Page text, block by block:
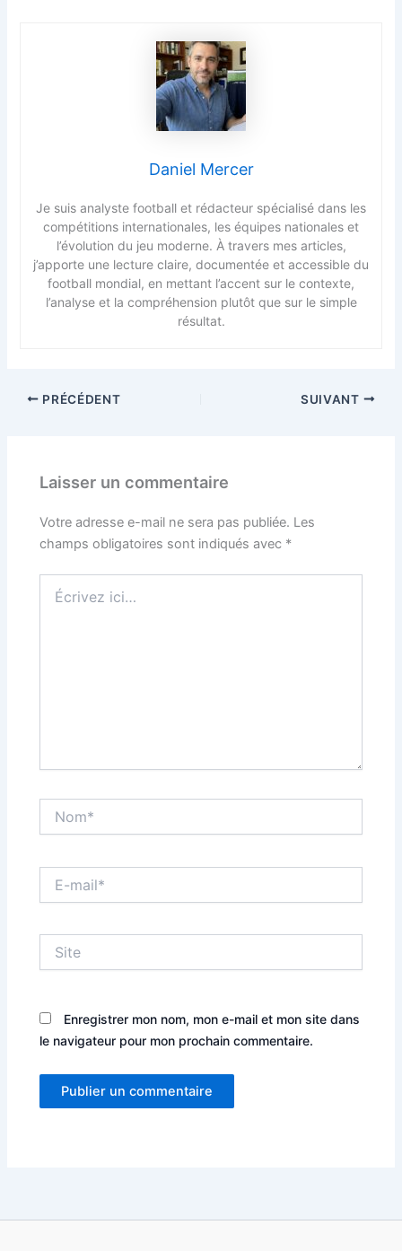
Daniel Mercer
Je suis analyste football et rédacteur spécialisé dans les
compétitions internationales, les équipes nationales et
l’évolution du jeu moderne. À travers mes articles,
j’apporte une lecture claire, documentée et accessible du
football mondial, en mettant l’accent sur le contexte,
l’analyse et la compréhension plutôt que sur le simple
résultat.
PRÉCÉDENT SUIVANT
Laisser un commentaire
Votre adresse e-mail ne sera pas publiée. Les
champs obligatoires sont indiqués avec *
ici…
mail*
Enregistrer mon nom, mon e-mail et mon site dans
le navigateur pour mon prochain commentaire.